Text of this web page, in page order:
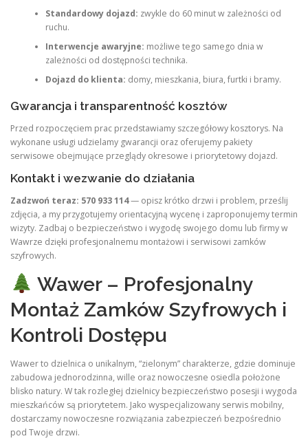
Standardowy dojazd: zwykle do 60 minut w zależności od
ruchu.
Interwencje awaryjne: możliwe tego samego dnia w
zależności od dostępności technika.
Dojazd do klienta: domy, mieszkania, biura, furtki i bramy.
Gwarancja i transparentność kosztów
Przed rozpoczęciem prac przedstawiamy szczegółowy kosztorys. Na
wykonane usługi udzielamy gwarancji oraz oferujemy pakiety
serwisowe obejmujące przeglądy okresowe i priorytetowy dojazd.
Kontakt i wezwanie do działania
Zadzwoń teraz: 570 933 114— opisz krótko drzwi i problem, prześlij
zdjęcia, a my przygotujemy orientacyjną wycenę i zaproponujemy termin
wizyty. Zadbaj o bezpieczeństwo i wygodę swojego domu lub firmy w
Wawrze dzięki profesjonalnemu montażowi i serwisowi zamków
szyfrowych.
Wawer – Profesjonalny
Montaż Zamków Szyfrowych i
Kontroli Dostępu
Wawer to dzielnica o unikalnym, “zielonym” charakterze, gdzie dominuje
zabudowa jednorodzinna, wille oraz nowoczesne osiedla położone
blisko natury. W tak rozległej dzielnicy bezpieczeństwo posesji i wygoda
mieszkańców są priorytetem. Jako wyspecjalizowany serwis mobilny,
dostarczamy nowoczesne rozwiązania zabezpieczeń bezpośrednio
pod Twoje drzwi.